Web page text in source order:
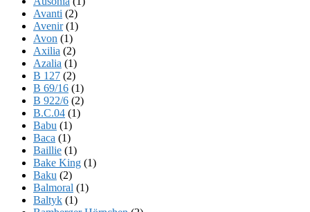
Avanti (2)
Avenir(1)
Avon (1)
Axilia (2)
Azalia (1)
B 127 (2)
B 69/16 (1)
B 922/6 (2)
B.C.04 (1)
Babu (1)
Baca (1)
Baillie (1)
Bake King (1)
Baku (2)
Balmoral (1)
Baltyk (1)